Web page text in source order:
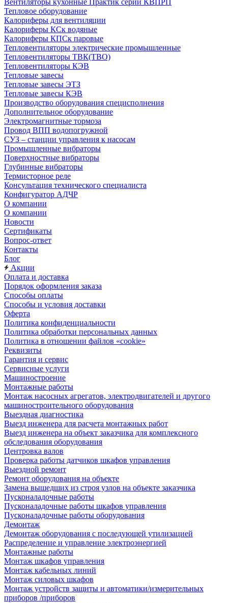
Вентиляторы кухонные Практик серии КВПРП
Тепловое оборудование
Калориферы для вентиляции
Калориферы КСк водяные
Калориферы КПСк паровые
Тепловентиляторы электрические промышленные
Тепловентиляторы ТВК(ТВО)
Тепловентиляторы КЭВ
Тепловые завесы
Тепловые завесы ЭТЗ
Тепловые завесы КЭВ
Производство оборудования специсполнения
Дополнительное оборудование
Электромагнитные тормоза
Провод ВПП водопогружной
СУЗ – станции управления к насосам
Промышленные вибраторы
Поверхностные вибраторы
Глубинные вибраторы
Термисторное реле
Консультация технического специалиста
Конфигуратор АДЧР
О компании
О компании
Новости
Сертификаты
Вопрос-ответ
Контакты
Блог
Акции
Оплата и доставка
Порядок оформления заказа
Способы оплаты
Способы и условия доставки
Оферта
Политика конфиденциальности
Политика обработки персональных данных
Политика в отношении файлов «cookie»
Реквизиты
Гарантия и сервис
Сервисные услуги
Машиностроение
Монтажные работы
Монтаж насосных агрегатов, электродвигателей и другого
машиностроительного оборудования
Выездная диагностика
Выезд инженера для расчета монтажных работ
Выезд инженера на объект заказчика для комплексного
обследования оборудования
Центровка валов
Проверка работы датчиков шкафов управления
Выездной ремонт
Ремонт оборудования на объекте
Замена вышедших из строя узлов на объекте заказчика
Пусконаладочные работы
Пусконаладочные работы шкафов управления
Пусконаладочные работы оборудования
Демонтаж
Демонтаж оборудования с последующей утилизацией
Распределение и управление электроэнергией
Монтажные работы
Монтаж шкафов управления
Монтаж кабельных линий
Монтаж силовых шкафов
Монтаж устройств защиты и автоматики/измерительных
приборов /приборов